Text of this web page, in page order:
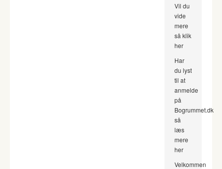
Vil du
vide
mere
så klik
her
Har
du lyst
til at
anmelde
på
Bogrummet.dk
så
læs
mere
her
Velkommen